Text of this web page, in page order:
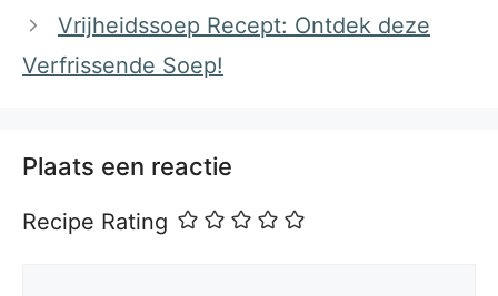
Vrijheidssoep Recept: Ontdek deze
Verfrissende Soep!
Plaats een reactie
Recipe Rating